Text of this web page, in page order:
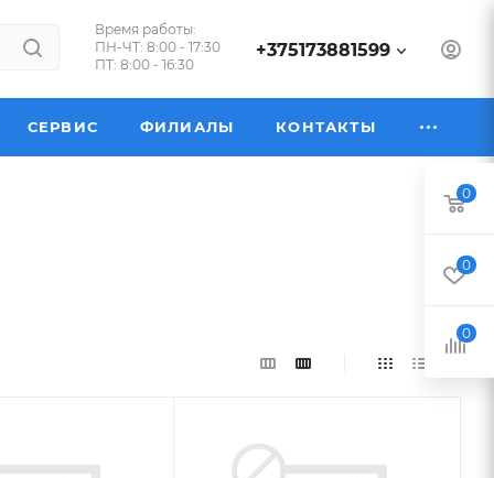
Время работы:
ПН-ЧТ: 8:00 - 17:30
ПТ: 8:00 - 16:30
+375173881599
СЕРВИС ФИЛИАЛЫ КОНТАКТЫ
0
0
0